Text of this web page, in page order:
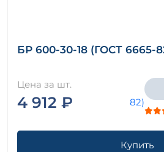
БР 600-30-18 (ГОСТ 6665-
Цена за шт.
4 912 ₽
Купить